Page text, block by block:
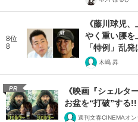
8位
8
《藤川球児
やく重い腰
「特例」乱
木嶋 昇
PR
《映画『シェルタ
お盆を“打破”する
週刊文春CINEMAオ